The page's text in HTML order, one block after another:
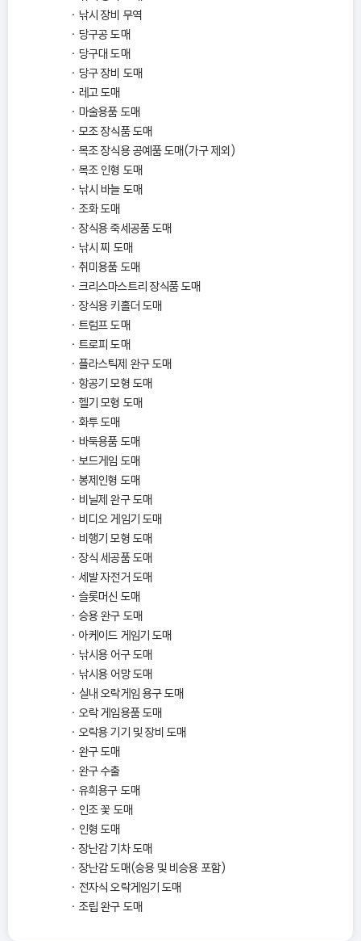
낚시 장비 무역
당구공 도매
당구대 도매
당구 장비 도매
레고 도매
마술용품 도매
모조 장식품 도매
목조 장식용 공예품 도매(가구 제외)
목조 인형 도매
낚시 바늘 도매
조화 도매
장식용 죽세공품 도매
낚시 찌 도매
취미용품 도매
크리스마스트리 장식품 도매
장식용 키홀더 도매
트럼프 도매
트로피 도매
플라스틱제 완구 도매
항공기 모형 도매
헬기 모형 도매
화투 도매
바둑용품 도매
보드게임 도매
봉제인형 도매
비닐제 완구 도매
비디오 게임기 도매
비행기 모형 도매
장식 세공품 도매
세발 자전거 도매
슬롯머신 도매
승용 완구 도매
아케이드 게임기 도매
낚시용 어구 도매
낚시용 어망 도매
실내 오락게임 용구 도매
오락 게임용품 도매
오락용 기기 및 장비 도매
완구 도매
완구 수출
유희용구 도매
인조 꽃 도매
인형 도매
장난감 기차 도매
장난감 도매(승용 및 비승용 포함)
전자식 오락게임기 도매
조립 완구 도매